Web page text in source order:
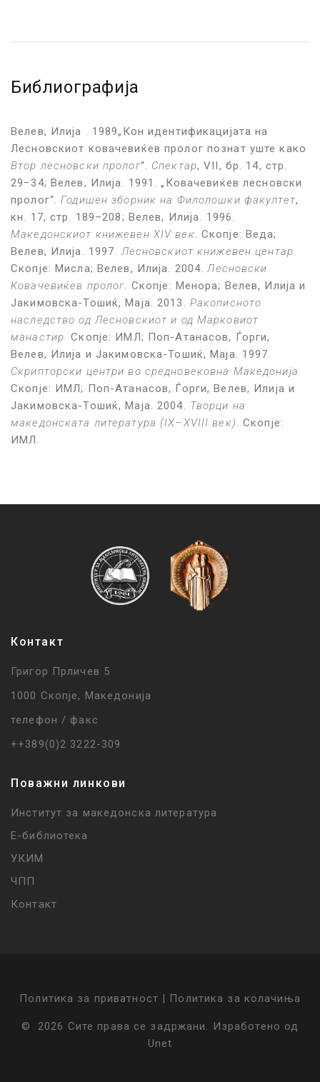
Библиографија
Велев, Илија . 1989„Кон идентификацијата на
Лесновскиот ковачевиќев пролог познат уште како
Втор лесновски пролог“. Спектар, VII, бр. 14, стр.
29−34; Велев, Илија. 1991. „Ковачевиќев лесновски
пролог“.Годишен зборник на Филолошки факултет,
кн. 17, стр. 189–208; Велев, Илија. 1996.
Македонскиот книжевен XIV век . Скопје: Веда;
Велев, Илија. 1997. Лесновскиот книжевен центар
Скопје: Мисла; Велев, Илија. 2004. Лесновски
Ковачевиќев пролог . Скопје: Менора; Велев, Илија и
Јакимовска-Тошиќ, Маја. 2013. Ракописното
наследство од Лесновскиот и од Марковиот
манастир. Скопје: ИМЛ; Поп-Атанасов, Ѓорги,
Велев, Илија и Јакимовска-Тошиќ, Маја. 1997.
Скрипторски центри во средновековна Македонија.
Скопјe: ИМЛ; Поп-Атанасов, Ѓорги, Велев, Илија и
Јакимовска-Тошиќ, Маја. 2004. Творци на
македонската литература (IX–XVIII век) . Скопјe:
ИМЛ.
Контакт
Григор Прличев 5
1000 Скопје, Македонија
телефон / факс
++389(0)2 3222-309
Поважни линкови
Институт за македонска литература
Е-библиотека
УКИМ
ЧПП
Контакт
©2026 Сите права се задржани. Изработено од
Unet
Политика за приватност | Политика за колачиња